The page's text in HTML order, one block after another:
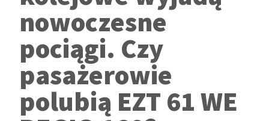
nowoczesne
pociągi. Czy
pasażerowie
polubią EZT 61 WE